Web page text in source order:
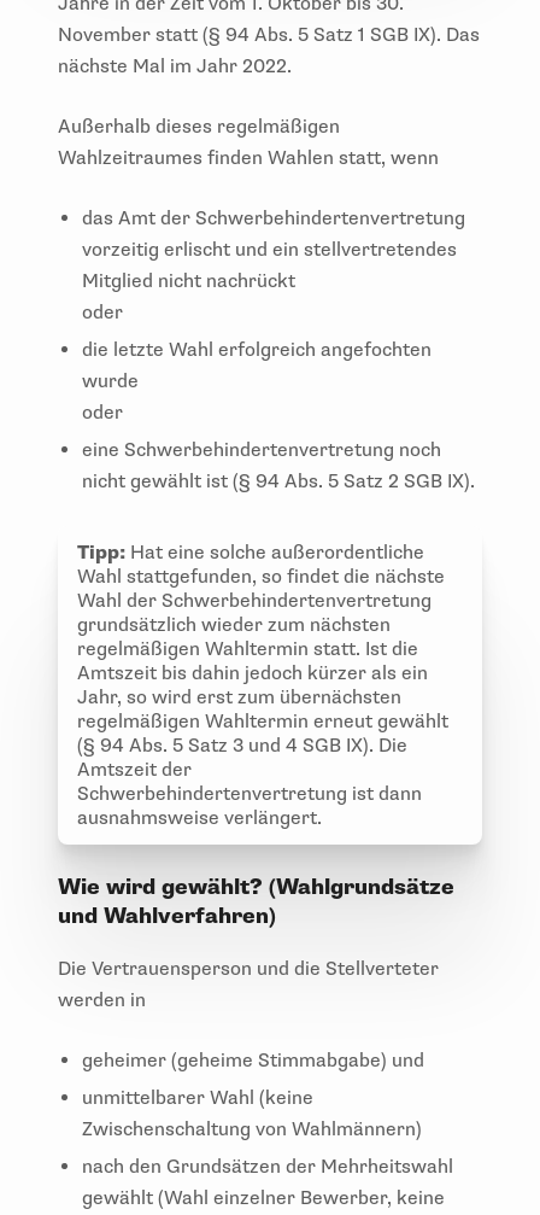
November statt (§ 94 Abs. 5 Satz 1 SGB IX). Das
nächste Mal im Jahr 2022.
Außerhalb dieses regelmäßigen
Wahlzeitraumes finden Wahlen statt, wenn
das Amt der Schwerbehindertenvertretung
vorzeitig erlischt und ein stellvertretendes
Mitglied nicht nachrückt
oder
die letzte Wahl erfolgreich angefochten
wurde
oder
eine Schwerbehindertenvertretung noch
nicht gewählt ist (§ 94 Abs. 5 Satz 2 SGB IX).
Tipp: Hat eine solche außerordentliche
Wahl stattgefunden, so findet die nächste
Wahl der Schwerbehindertenvertretung
grundsätzlich wieder zum nächsten
regelmäßigen Wahltermin statt. Ist die
Amtszeit bis dahin jedoch kürzer als ein
Jahr, so wird erst zum übernächsten
regelmäßigen Wahltermin erneut gewählt
(§ 94 Abs. 5 Satz 3 und 4 SGB IX). Die
Amtszeit der
Schwerbehindertenvertretung ist dann
ausnahmsweise verlängert.
Wie wird gewählt? (Wahlgrundsätze
und Wahlverfahren)
Die Vertrauensperson und die Stellverteter
werden in
geheimer (geheime Stimmabgabe) und
unmittelbarer Wahl (keine
Zwischenschaltung von Wahlmännern)
nach den Grundsätzen der Mehrheitswahl
gewählt (Wahl einzelner Bewerber, keine